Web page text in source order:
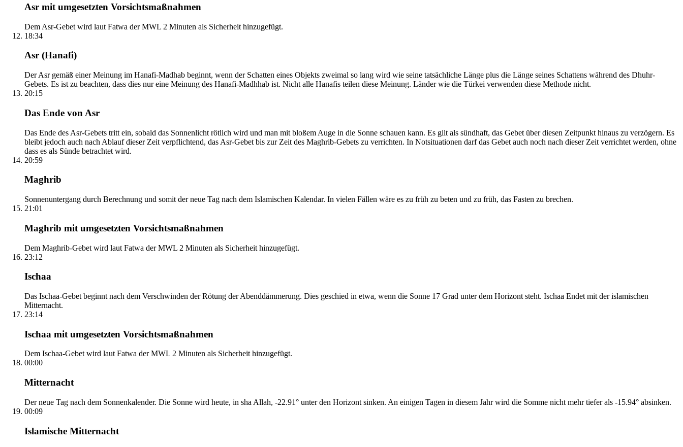
Asr mit umgesetzten Vorsichtsmaßnahmen
Dem Asr-Gebet wird laut Fatwa der MWL 2 Minuten als Sicherheit hinzugefügt.
18:34
Asr (Hanafi)
Der Asr gemäß einer Meinung im Hanafi-Madhab beginnt, wenn der Schatten eines Objekts zweimal so lang wird wie seine tatsächliche Länge plus die Länge seines Schattens während des Dhuhr-
Gebets. Es ist zu beachten, dass dies nur eine Meinung des Hanafi-Madhhab ist. Nicht alle Hanafis teilen diese Meinung. Länder wie die Türkei verwenden diese Methode nicht.
20:15
Das Ende von Asr
Das Ende des Asr-Gebets tritt ein, sobald das Sonnenlicht rötlich wird und man mit bloßem Auge in die Sonne schauen kann. Es gilt als sündhaft, das Gebet über diesen Zeitpunkt hinaus zu verzögern. Es
bleibt jedoch auch nach Ablauf dieser Zeit verpflichtend, das Asr-Gebet bis zur Zeit des Maghrib-Gebets zu verrichten. In Notsituationen darf das Gebet auch noch nach dieser Zeit verrichtet werden, ohne
dass es als Sünde betrachtet wird.
20:59
Maghrib
Sonnenuntergang durch Berechnung und somit der neue Tag nach dem Islamischen Kalendar. In vielen Fällen wäre es zu früh zu beten und zu früh, das Fasten zu brechen.
21:01
Maghrib mit umgesetzten Vorsichtsmaßnahmen
Dem Maghrib-Gebet wird laut Fatwa der MWL 2 Minuten als Sicherheit hinzugefügt.
23:12
Ischaa
Das Ischaa-Gebet beginnt nach dem Verschwinden der Rötung der Abenddämmerung. Dies geschied in etwa, wenn die Sonne 17 Grad unter dem Horizont steht. Ischaa Endet mit der islamischen
Mitternacht.
23:14
Ischaa mit umgesetzten Vorsichtsmaßnahmen
Dem Ischaa-Gebet wird laut Fatwa der MWL 2 Minuten als Sicherheit hinzugefügt.
00:00
Mitternacht
Der neue Tag nach dem Sonnenkalender. Die Sonne wird heute, in sha Allah, -22.91° unter den Horizont sinken. An einigen Tagen in diesem Jahr wird die Somme nicht mehr tiefer als -15.94° absinken.
00:09
Islamische Mitternacht